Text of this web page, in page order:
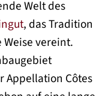
Welt des
, das Tradition
vereint.
Appellation Côtes